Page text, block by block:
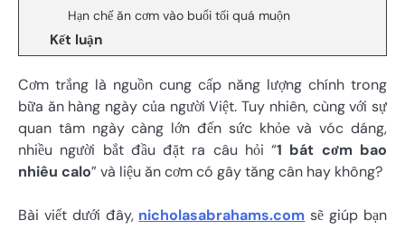
Hạn chế ăn cơm vào buổi tối quá muộn
Kết luận
Cơm trắng là nguồn cung cấp năng lượng chính trong
bữa ăn hàng ngày của người Việt. Tuy nhiên, cùng với sự
quan tâm ngày càng lớn đến sức khỏe và vóc dáng,
nhiều người bắt đầu đặt ra câu hỏi “1 bát cơm bao
nhiêu calo” và liệu ăn cơm có gây tăng cân hay không?
Bài viết dưới đây, nicholasabrahams.com sẽ giúp bạn